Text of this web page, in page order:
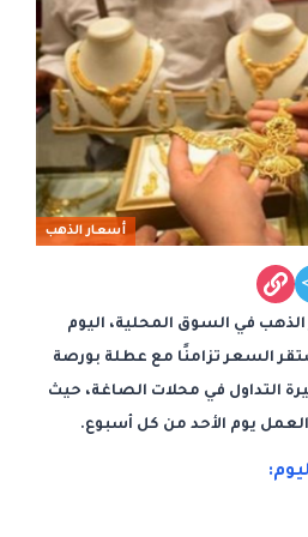
أسعار الذهب
في السوق المحلية، اليوم
2025، حيث استقر السعر تزامنًا مع عطلة بورصة
التداول في محلات الصاغة، حيث
يوم الأحد من كل أسبوع.